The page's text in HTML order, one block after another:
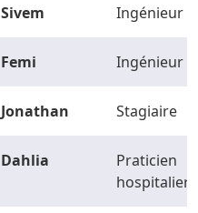
Sivem Ingénieur
Femi Ingénieur
Jonathan Stagiaire
Dahlia
Praticien
hospitalier